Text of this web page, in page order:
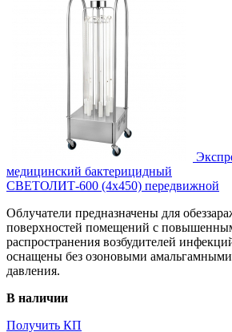
медицинский бактерицидный
СВЕТОЛИТ-600 (4х450) передвижной
Облучатели предназначены для
поверхностей помещений с
распространения возбудителей
оснащены без озоновыми
давления.
В наличии
Получить КП